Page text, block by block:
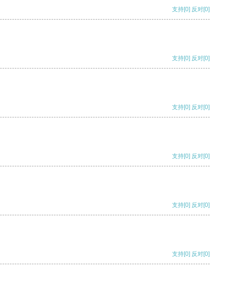
支持[0] 反对[0]
支持[0] 反对[0]
支持[0] 反对[0]
支持[0] 反对[0]
支持[0] 反对[0]
支持[0] 反对[0]